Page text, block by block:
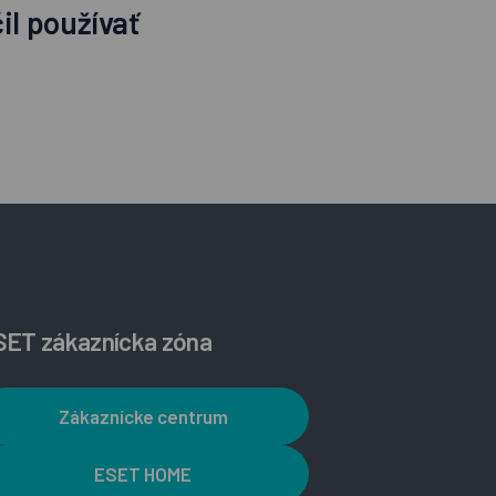
používať
zákaznícka zóna
Zákaznícke centrum
ESET HOME